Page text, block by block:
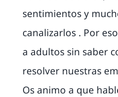
sentimientos y
canalizarlos . Por
a adultos sin saber
resolver nuestras
Os animo a que